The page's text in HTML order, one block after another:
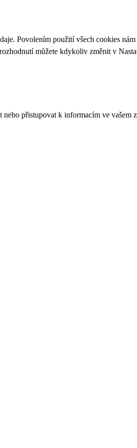
Povolením použití všech cookies
můžete kdykoliv změnit v
přistupovat k informacím ve vašem